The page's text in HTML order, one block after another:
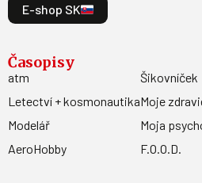
E-shop SK
Časopisy
atm
Letectví + kosmonautika
Modelář
AeroHobby
Šikovníček
Moje
Moja
F.O.O.D.